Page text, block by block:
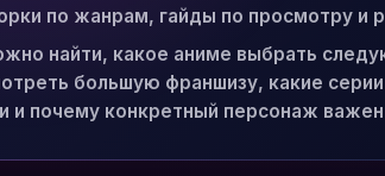
по жанрам, гайды по просмотру и
найти, какое аниме выбрать
большую франшизу, какие
и почему конкретный персонаж